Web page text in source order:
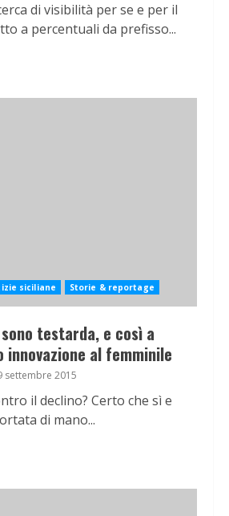
di visibilità per se e per il
a percentuali da prefisso...
siciliane Storie & reportage
testarda, e così a
innovazione al femminile
settembre 2015
il declino? Certo che sì e
di mano...